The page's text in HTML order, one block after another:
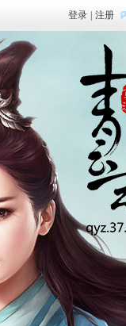
登录 注册